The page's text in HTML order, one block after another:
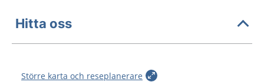
Hitta oss
Större karta och reseplanerare